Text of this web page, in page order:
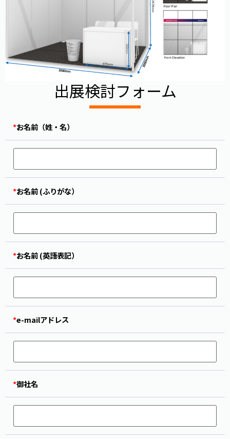
出展検討フォーム
*お名前（姓・名）
*お名前 (ふりがな）
*お名前 (英語表記）
*e-mailアドレス
*御社名